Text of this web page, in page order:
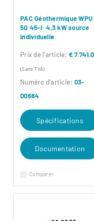
Comparer
PAC Géothermique WPU
5G 45-I: 4,3 kW source
individuelle
Prix ​​de l'article: €
(Sans TVA)
Numéro d'article: 03-
00684
Spécifications
Documentation